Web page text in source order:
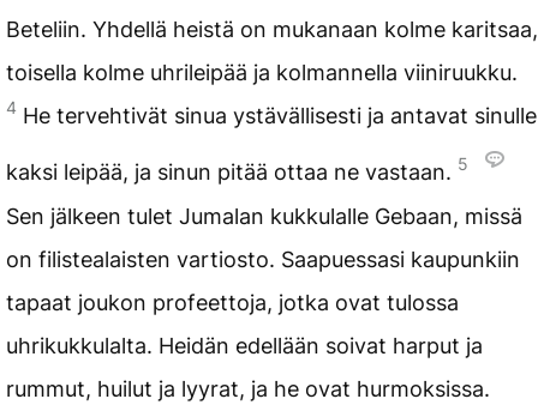
Beteliin. Yhdellä heistä on mukanaan kolme karitsaa,
toisella kolme uhrileipää ja kolmannella viiniruukku.
4 He tervehtivät sinua ystävällisesti ja antavat sinulle
kaksi leipää, ja sinun pitää ottaa ne vastaan. 5
Sen jälkeen tulet Jumalan kukkulalle Gebaan, missä
on filistealaisten vartiosto. Saapuessasi kaupunkiin
tapaat joukon profeettoja, jotka ovat tulossa
uhrikukkulalta. Heidän edellään soivat harput ja
rummut, huilut ja lyyrat, ja he ovat hurmoksissa.